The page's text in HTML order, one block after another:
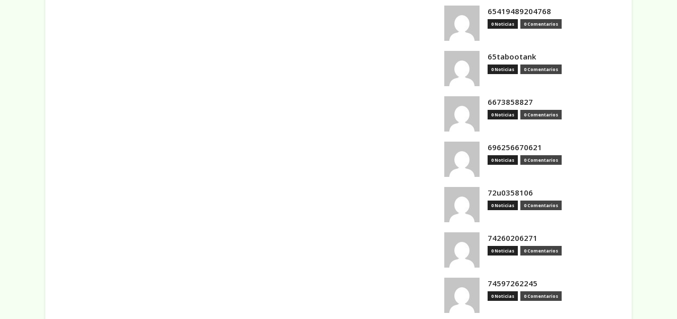
65419489204768
0 Noticias 0 Comentarios
65tabootank
0 Noticias 0 Comentarios
6673858827
0 Noticias 0 Comentarios
696256670621
0 Noticias 0 Comentarios
72u0358106
0 Noticias 0 Comentarios
74260206271
0 Noticias 0 Comentarios
74597262245
0 Noticias 0 Comentarios